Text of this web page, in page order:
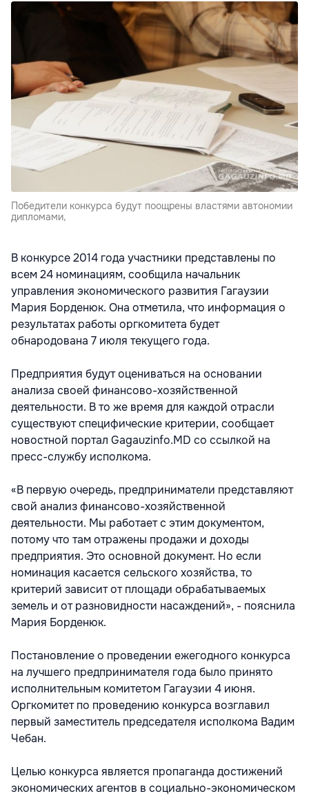
Победители конкурса будут поощрены властями автономии
дипломами,
В конкурсе 2014 года участники представлены по
всем 24 номинациям, сообщила начальник
управления экономического развития Гагаузии
Мария Борденюк. Она отметила, что информация о
результатах работы оргкомитета будет
обнародована 7 июля текущего года.
Предприятия будут оцениваться на основании
анализа своей финансово-хозяйственной
деятельности. В то же время для каждой отрасли
существуют специфические критерии, сообщает
новостной портал Gagauzinfo.MD со ссылкой на
пресс-службу исполкома.
«В первую очередь, предприниматели представляют
свой анализ финансово-хозяйственной
деятельности. Мы работает с этим документом,
потому что там отражены продажи и доходы
предприятия. Это основной документ. Но если
номинация касается сельского хозяйства, то
критерий зависит от площади обрабатываемых
земель и от разновидности насаждений», - пояснила
Мария Борденюк.
Постановление о проведении ежегодного конкурса
на лучшего предпринимателя года было принято
исполнительным комитетом Гагаузии 4 июня.
Оргкомитет по проведению конкурса возглавил
первый заместитель председателя исполкома Вадим
Чебан.
Целью конкурса является пропаганда достижений
экономических агентов в социально-экономическом